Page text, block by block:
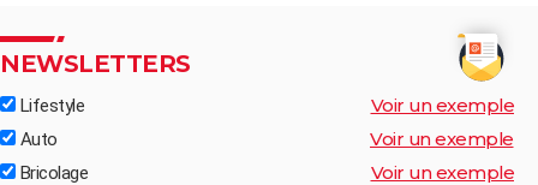
NEWSLETTERS
Lifestyle Voir un exemple
Auto Voir un exemple
Bricolage Voir un exemple